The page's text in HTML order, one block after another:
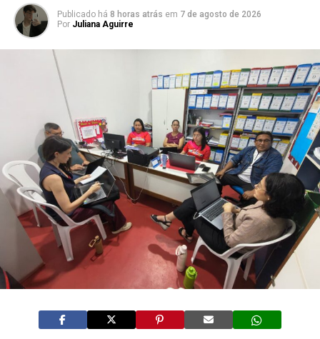
Publicado há 8 horas atrás em 7 de agosto de 2026
Por Juliana Aguirre